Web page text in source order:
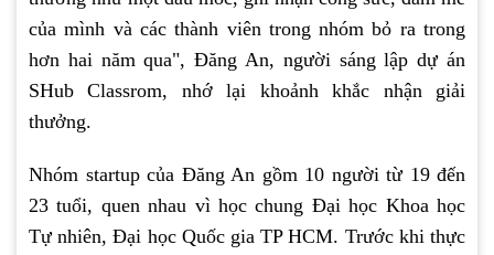
của mình và các thành viên trong nhóm bỏ ra trong
hơn hai năm qua", Đăng An, người sáng lập dự án
SHub Classrom, nhớ lại khoảnh khắc nhận giải
thưởng.
Nhóm startup của Đăng An gồm 10 người từ 19 đến
23 tuổi, quen nhau vì học chung Đại học Khoa học
Tự nhiên, Đại học Quốc gia TP HCM. Trước khi thực